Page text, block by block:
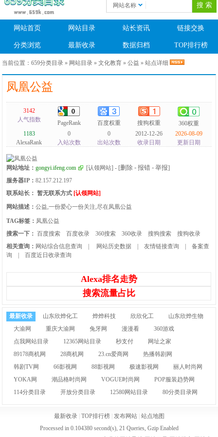
网站名称
网站首页 网站目录 站长资讯 链接交换
分类浏览 最新收录 数据归档 TOP排行榜
当前位置：659分类目录 » 网站目录 »文化教育 »公益 » 站点详细
凤凰公益
3142
人气指数
PageRank 百度权重 搜狗权重
360权重
1183
AlexaRank
0
入站次数
0
出站次数
2012-12-26
收录日期
2026-08-09
更新日期
网站地址：gongyi.ifeng.com [认领网站] - [删除 - 报错 - 举报]
服务器IP：82.157.212.197
联系站长： 暂无联系方式 [认领网站]
网站描述：公益,一份爱心一份关注,尽在凤凰公益
TAG标签： 凤凰公益
搜索一下： 百度搜索 百度收录 360搜索 360收录 搜狗搜索
搜狗收录
相关查询： 网站综合信息查询 网站历史数据 |友情链接查询 |备案查
询
|百度近日收录查询
Alexa排名走势
搜索流量占比
最新收录 山东欣烨化工 烨烨科技 欣欣化工
山东欣烨生物
大渝网
重庆大渝网 兔牙网 漫漫看
360游戏
点我网站目录
12365网站目录 秒支付
网址之家
89178商机网
28商机网 23.cn爱商网
热播韩剧网
韩剧TV网
66影视网 88影视网 极速影视网
丽人时尚网
YOKA网
潮品格时尚网 VOGUE时尚网
POP服装趋势网
114分类目录
开放分类目录 12580网站目录 80分类目录网
最新收录| TOP排行榜| 发布网站| 站点地图
Processed in 0.104380 second(s), 21 Queries, Gzip Enabled